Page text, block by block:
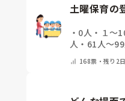
土曜保育の
・ 0人 ・ １～
人 ・ 61人～
下さい)
168票・残り2日